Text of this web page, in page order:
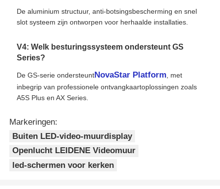
De aluminium structuur, anti-botsingsbescherming en snel
slot systeem zijn ontworpen voor herhaalde installaties.
V4: Welk besturingssysteem ondersteunt GS
Series?
De GS-serie ondersteuntNovaStar Platform, met
inbegrip van professionele ontvangkaartoplossingen zoals
A5S Plus en AX Series.
Markeringen:
Buiten LED-video-muurdisplay
Openlucht LEIDENE Videomuur
led-schermen voor kerken